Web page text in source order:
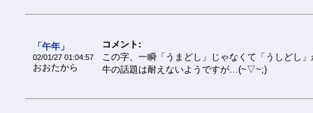
「午年」
02/01/27 01:04:57
おおたから
コメント:
この字、一瞬「うまどし」じゃなくて「うしどし
牛の話題は耐えないようですが…(~▽~;)